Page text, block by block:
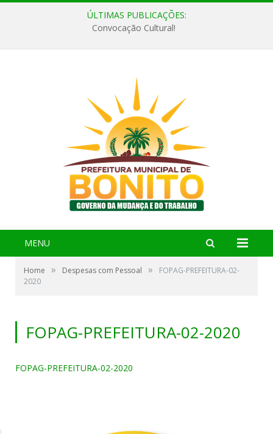
ÚLTIMAS PUBLICAÇÕES:
Convocação Cultural!
MENU
Home » Despesas com Pessoal »
FOPAG-PREFEITURA-02-
2020
FOPAG-PREFEITURA-02-2020
FOPAG-PREFEITURA-02-2020